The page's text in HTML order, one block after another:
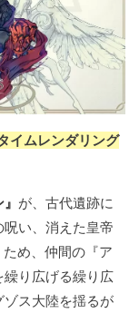
イムレンダリング
が、古代遺跡に
い、消えた皇帝
め、仲間の『ア
り広げる繰り広
ス大陸を揺るが